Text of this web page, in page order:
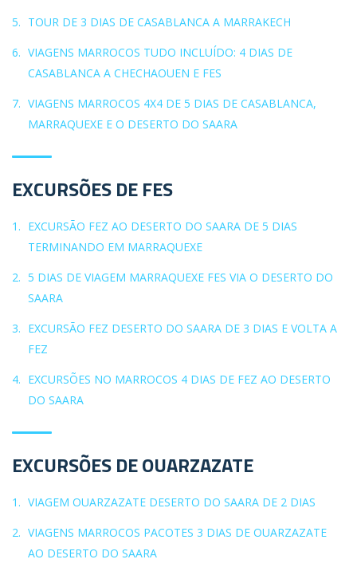
TOUR DE 3 DIAS DE CASABLANCA A MARRAKECH
VIAGENS MARROCOS TUDO INCLUÍDO: 4 DIAS DE
CASABLANCA A CHECHAOUEN E FES
VIAGENS MARROCOS 4X4 DE 5 DIAS DE CASABLANCA,
MARRAQUEXE E O DESERTO DO SAARA
EXCURSÕES DE FES
EXCURSÃO FEZ AO DESERTO DO SAARA DE 5 DIAS
TERMINANDO EM MARRAQUEXE
5 DIAS DE VIAGEM MARRAQUEXE FES VIA O DESERTO DO
SAARA
EXCURSÃO FEZ DESERTO DO SAARA DE 3 DIAS E VOLTA A
FEZ
EXCURSÕES NO MARROCOS 4 DIAS DE FEZ AO DESERTO
DO SAARA
EXCURSÕES DE OUARZAZATE
VIAGEM OUARZAZATE DESERTO DO SAARA DE 2 DIAS
VIAGENS MARROCOS PACOTES 3 DIAS DE OUARZAZATE
AO DESERTO DO SAARA